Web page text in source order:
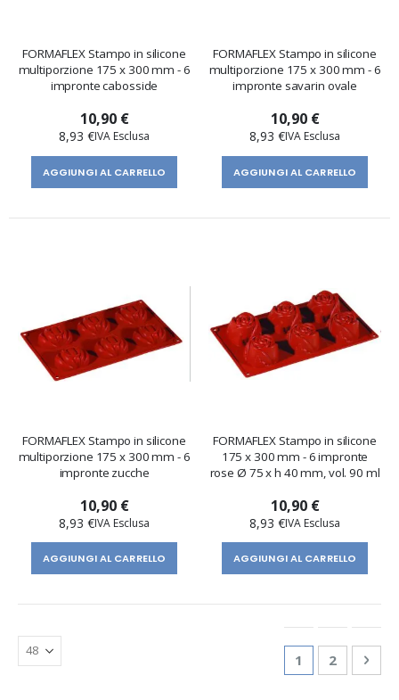
FORMAFLEX Stampo in silicone
multiporzione 175 x 300 mm - 6
impronte cabosside
10,90 €
8,93 €
AGGIUNGI AL CARRELLO
FORMAFLEX Stampo in silicone
multiporzione 175 x 300 mm - 6
impronte savarin ovale
10,90 €
8,93 €
AGGIUNGI AL CARRELLO
FORMAFLEX Stampo in silicone
multiporzione 175 x 300 mm - 6
impronte zucche
10,90 €
8,93 €
AGGIUNGI AL CARRELLO
FORMAFLEX Stampo in silicone
175 x 300 mm - 6 impronte
rose Ø 75 x h 40 mm, vol. 90 ml
10,90 €
8,93 €
AGGIUNGI AL CARRELLO
Attualmente
1 Pagina
2